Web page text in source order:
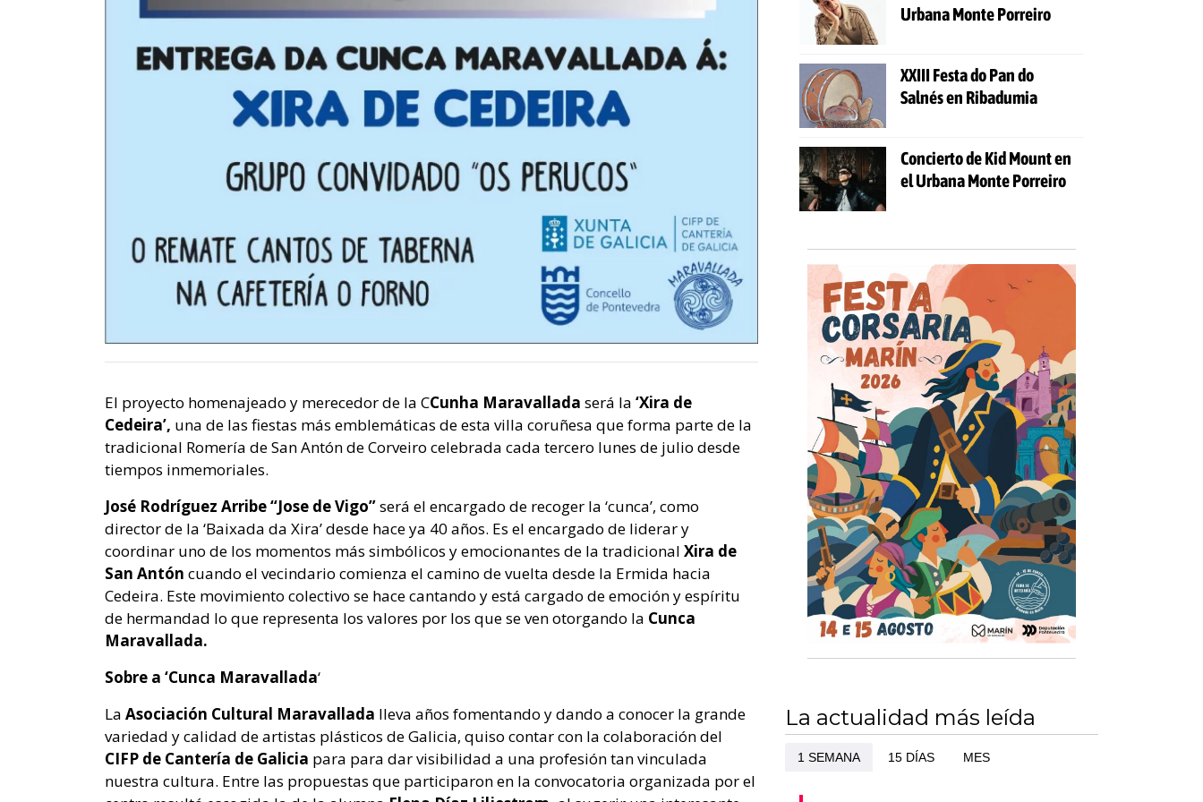
El proyecto homenajeado y merecedor de la CCunha Maravallada será la ‘Xira de
Cedeira’, una de las fiestas más emblemáticas de esta villa coruñesa que forma parte de la
tradicional Romería de San Antón de Corveiro celebrada cada tercero lunes de julio desde
tiempos inmemoriales.
José Rodríguez Arribe “Jose de Vigo”será el encargado de recoger la ‘cunca’, como
director de la ‘Baixada da Xira’ desde hace ya 40 años. Es el encargado de liderar y
coordinar uno de los momentos más simbólicos y emocionantes de la tradicional Xira de
San Antón cuando el vecindario comienza el camino de vuelta desde la Ermida hacia
Cedeira. Este movimiento colectivo se hace cantando y está cargado de emoción y espíritu
de hermandad lo que representa los valores por los que se ven otorgando la Cunca
Maravallada.
Sobre a ‘Cunca Maravallada‘
La Asociación Cultural Maravallada lleva años fomentando y dando a conocer la grande
variedad y calidad de artistas plásticos de Galicia, quiso contar con la colaboración del
CIFP de Cantería de Galicia para para dar visibilidad a una profesión tan vinculada
nuestra cultura. Entre las propuestas que participaron en la convocatoria organizada por el
Urbana Monte Porreiro
XXIII Festa do Pan do
Salnés en Ribadumia
Concierto de Kid Mount en
el Urbana Monte Porreiro
La actualidad más leída
1 SEMANA 15 DÍAS MES